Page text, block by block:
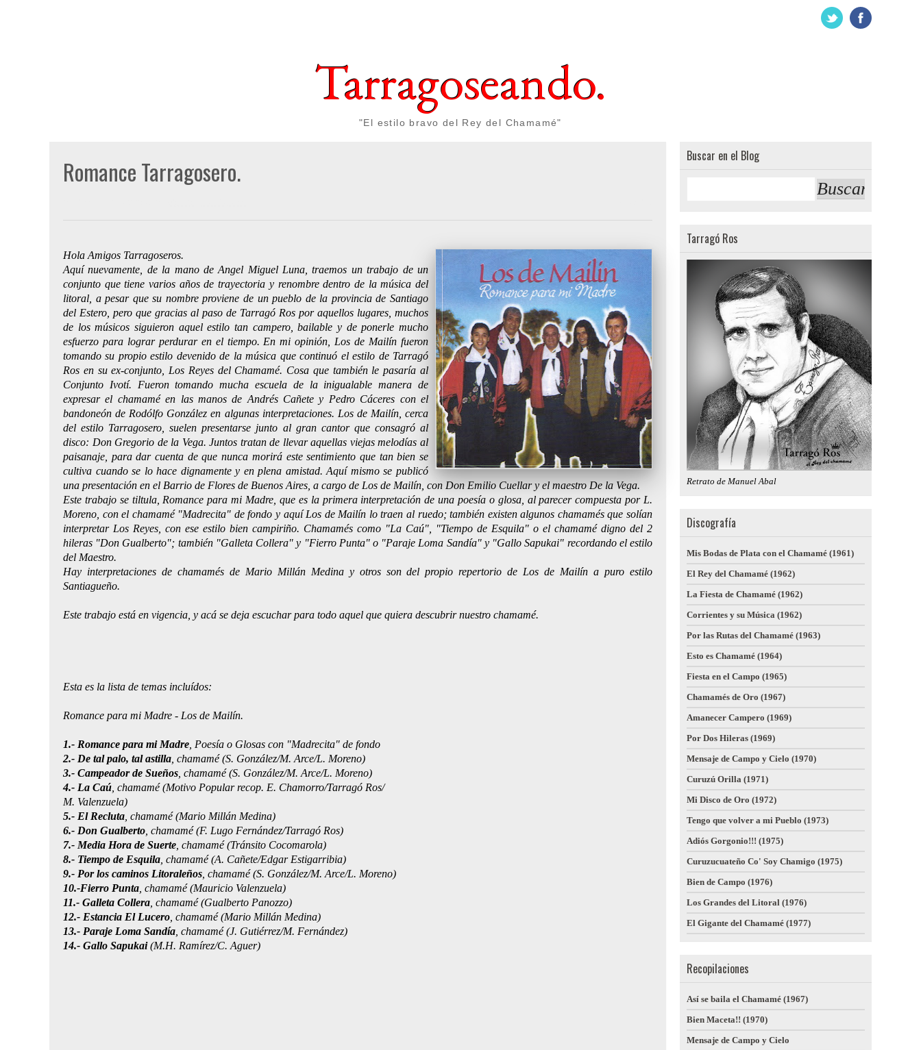
Tarragoseando.
"El estilo bravo del Rey del Chamamé"
Romance Tarragosero.
Hola Amigos Tarragoseros.
Aquí nuevamente, de la mano de Angel Miguel Luna, traemos un trabajo de un
conjunto que tiene varios años de trayectoria y renombre dentro de la música del
litoral, a pesar que su nombre proviene de un pueblo de la provincia de Santiago
del Estero, pero que gracias al paso de Tarragó Ros por aquellos lugares, muchos
de los músicos siguieron aquel estilo tan campero, bailable y de ponerle mucho
esfuerzo para lograr perdurar en el tiempo. En mi opinión, Los de Mailín fueron
tomando su propio estilo devenido de la música que continuó el estilo de Tarragó
Ros en su ex-conjunto, Los Reyes del Chamamé. Cosa que también le pasaría al
Conjunto Ivotí. Fueron tomando mucha escuela de la inigualable manera de
expresar el chamamé en las manos de Andrés Cañete y Pedro Cáceres con el
bandoneón de Rodólfo González en algunas interpretaciones. Los de Mailín, cerca
del estilo Tarragosero, suelen presentarse junto al gran cantor que consagró al
disco: Don Gregorio de la Vega. Juntos tratan de llevar aquellas viejas melodías al
paisanaje, para dar cuenta de que nunca morirá este sentimiento que tan bien se
cultiva cuando se lo hace dignamente y en plena amistad. Aquí mismo se publicó
una presentación en el Barrio de Flores de Buenos Aires, a cargo de Los de Mailín, con Don Emilio Cuellar y el maestro De la Vega.
Este trabajo se tiltula, Romance para mi Madre, que es la primera interpretación de una poesía o glosa, al parecer compuesta por L.
Moreno, con el chamamé "Madrecita" de fondo y aquí Los de Mailín lo traen al ruedo; también existen algunos chamamés que solían
interpretar Los Reyes, con ese estilo bien campiriño. Chamamés como "La Caú", "Tiempo de Esquila" o el chamamé digno del 2
hileras "Don Gualberto"; también "Galleta Collera" y "Fierro Punta" o "Paraje Loma Sandía" y "Gallo Sapukai" recordando el estilo
del Maestro.
Hay interpretaciones de chamamés de Mario Millán Medina y otros son del propio repertorio de Los de Mailín a puro estilo
Santiagueño.
Este trabajo está en vigencia, y acá se deja escuchar para todo aquel que quiera descubrir nuestro chamamé.
Esta es la lista de temas incluídos:
Romance para mi Madre - Los de Mailín.
1.- Romance para mi Madre , Poesía o Glosas con "Madrecita" de fondo
2.- De tal palo, tal astilla , chamamé (S. González/M. Arce/L. Moreno)
3.- Campeador de Sueños , chamamé (S. González/M. Arce/L. Moreno)
4.- La Caú , chamamé (Motivo Popular recop. E. Chamorro/Tarragó Ros/
M. Valenzuela)
5.- El Recluta , chamamé (Mario Millán Medina)
6.- Don Gualberto , chamamé (F. Lugo Fernández/Tarragó Ros)
7.- Media Hora de Suerte , chamamé (Tránsito Cocomarola)
8.- Tiempo de Esquila , chamamé (A. Cañete/Edgar Estigarribia)
9.- Por los caminos Litoraleños , chamamé (S. González/M. Arce/L. Moreno)
10.-Fierro Punta , chamamé (Mauricio Valenzuela)
11.- Galleta Collera , chamamé (Gualberto Panozzo)
12.- Estancia El Lucero , chamamé (Mario Millán Medina)
13.- Paraje Loma Sandía , chamamé (J. Gutiérrez/M. Fernández)
14.- Gallo Sapukai(M.H. Ramírez/C. Aguer)
Buscar en el Blog
Tarragó Ros
Retrato de Manuel Abal
Discografía
Mis Bodas de Plata con el Chamamé (1961)
El Rey del Chamamé (1962)
La Fiesta de Chamamé (1962)
Corrientes y su Música (1962)
Por las Rutas del Chamamé (1963)
Esto es Chamamé (1964)
Fiesta en el Campo (1965)
Chamamés de Oro (1967)
Amanecer Campero (1969)
Por Dos Hileras (1969)
Mensaje de Campo y Cielo (1970)
Curuzú Orilla (1971)
Mi Disco de Oro (1972)
Tengo que volver a mi Pueblo (1973)
Adiós Gorgonio!!! (1975)
Curuzucuateño Co' Soy Chamigo (1975)
Bien de Campo (1976)
Los Grandes del Litoral (1976)
El Gigante del Chamamé (1977)
Recopilaciones
Así se baila el Chamamé (1967)
Bien Maceta!! (1970)
Mensaje de Campo y Cielo